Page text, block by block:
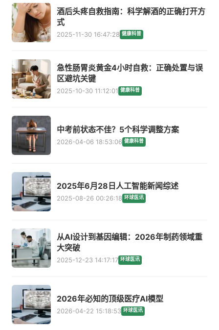
酒后头疼自救指南：科学解酒的正确打开方
式
2025-11-30 16:47:28 健康科普
急性肠胃炎黄金4小时自救：正确处置与误
区避坑关键
2025-10-30 11:12:01 健康科普
中考前状态不佳？5个科学调整方案
2026-04-06 18:53:06 健康科普
2025年6月28日人工智能新闻综述
2025-08-26 00:26:18 环球医讯
从AI设计到基因编辑：2026年制药领域重
大突破
2025-12-23 14:17:17 环球医讯
2026年必知的顶级医疗AI模型
2026-04-22 15:18:53 环球医讯